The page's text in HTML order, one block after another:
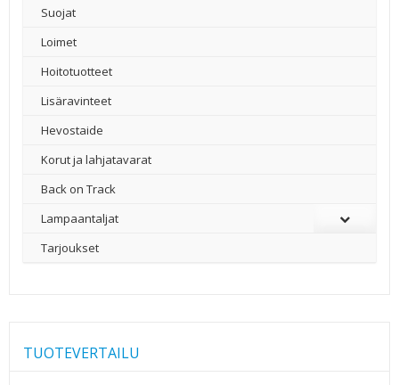
Suojat
Loimet
Hoitotuotteet
Lisäravinteet
Hevostaide
Korut ja lahjatavarat
Back on Track
Lampaantaljat
Tarjoukset
TUOTEVERTAILU